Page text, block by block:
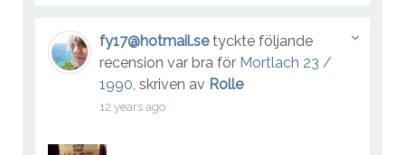
fy17@hotmail.setyckte följande
recension var bra för Mortlach 23 /
1990, skriven av Rolle
12 years ago